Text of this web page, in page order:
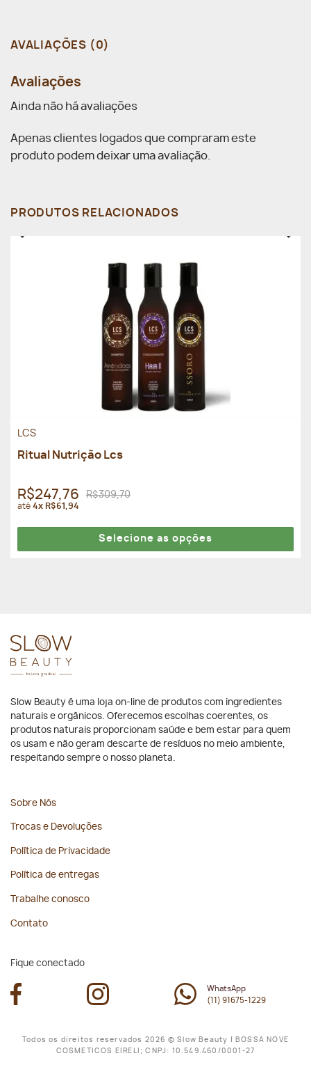
AVALIAÇÕES (0)
Avaliações
Ainda não há avaliações
Apenas clientes logados que compraram este
produto podem deixar uma avaliação.
PRODUTOS RELACIONADOS
LCS
Ritual Nutrição Lcs
R$247,76 R$309,70
até4x R$61,94
Selecione as opções
Slow Beauty é uma loja on-line de produtos com ingredientes
naturais e orgânicos. Oferecemos escolhas coerentes, os
produtos naturais proporcionam saúde e bem estar para quem
os usam e não geram descarte de resíduos no meio ambiente,
respeitando sempre o nosso planeta.
Sobre Nós
Trocas e Devoluções
Política de Privacidade
Política de entregas
Trabalhe conosco
Contato
Fique conectado
WhatsApp
(11) 91675-1229
Todos os direitos reservados 2026 © Slow Beauty | BOSSA NOVE
COSMETICOS EIRELI; CNPJ: 10.549.460/0001-27